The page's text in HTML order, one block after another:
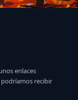
enlaces
podríamos recibir